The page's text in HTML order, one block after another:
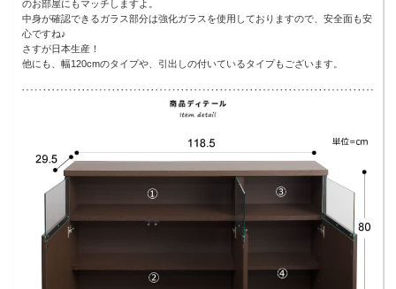
のお部屋にもマッチしますよ。
中身が確認できるガラス部分は強化ガラスを使用しておりますので、安全面も安
心ですね♪
さすが日本生産！
他にも、幅120cmのタイプや、引出しの付いているタイプもございます。